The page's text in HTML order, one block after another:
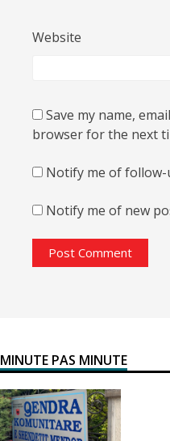
Website
Save my name,
browser for the next
Notify me of follow-
Notify me of new
MINUTE PAS MINUTE